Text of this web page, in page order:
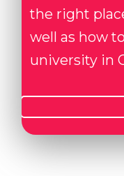
the right
well as how
university in